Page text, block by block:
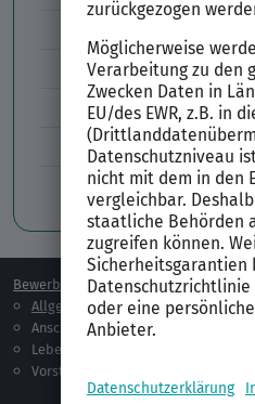
Lebenslauf Englisch Résumé
Lücken im Lebenslauf
Tabellarischer Lebenslauf
Professionelles Bewerbungsfoto
Bewerben
Allgemeines
Anschreiben
Lebenslauf
Vorstellungsgespräch